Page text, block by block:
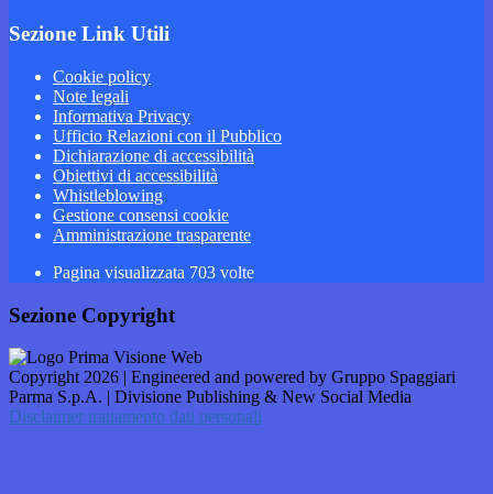
Sezione Link Utili
Cookie policy
Note legali
Informativa Privacy
Ufficio Relazioni con il Pubblico
Dichiarazione di accessibilità
Obiettivi di accessibilità
Whistleblowing
Gestione consensi cookie
Amministrazione trasparente
Pagina visualizzata 703 volte
Sezione Copyright
Copyright 2026 | Engineered and powered by Gruppo Spaggiari
Parma S.p.A. | Divisione Publishing & New Social Media
Disclaimer trattamento dati personali